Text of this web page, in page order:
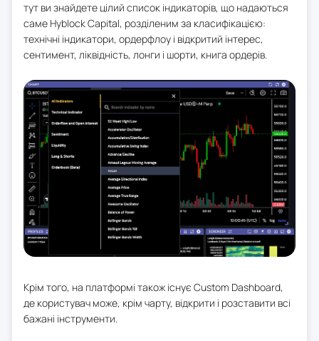
тут ви знайдете цілий список індикаторів, що надаються
саме Hyblock Capital, розділеним за класифікацією:
технічні індикатори, ордерфлоу і відкритий інтерес,
сентимент, ліквідність, лонги і шорти, книга ордерів.
Крім того, на платформі також існує Custom Dashboard,
де користувач може, крім чарту, відкрити і розставити всі
бажані інструменти.